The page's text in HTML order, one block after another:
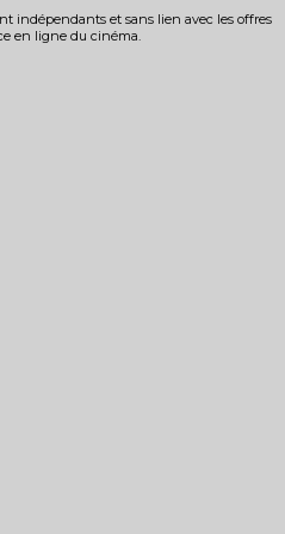
indépendants et sans lien avec les offres
en ligne du cinéma.